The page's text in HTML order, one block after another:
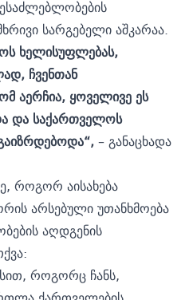
სარგებელი აშკარაა.
ხელისუფლებას,
ჩვენთან
აერჩია, ყოველივე ეს
და საქართველოს
– განაცხადა
როგორ აისახება
არსებული უთანხმოება
აღდგენის
როგორც ჩანს,